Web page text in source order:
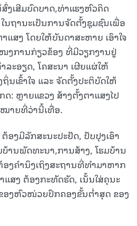
ງເສີມບົດບາດ,ທ່າແຮງຫົວຄິດ
ນຖານະເປັນການຈັດຕັ້ງຊຸມຊົນເພື່ອ
ແສງ ໂດຍໃຫ້ບັນດາສະຫາຍ ເອົາໃຈ
ງການກ່ຽວຂ້ອງ ທີ່ມີວຽກງານຢູ່
ະອຽດ, ໂຄສະນາ ເຜີຍແຜ່ໃຫ້
ເຂົ້າໃຈ ແລະ ຈັດຕັ້ງປະຕິບັດໃຫ້
ດ: ຫຼາຍແຂວງ ສ້າງຕັ້ງຕາແສງໄປ
ໝາຍທີ່ວ່ານີ້ເທື່ອ.
ອງມີລັກສະນະປະຢັດ, ປັບປຸງເອົາ
ານພັດທະນາ,ການສ້າງ, ໂຮມບ້ານ
ງຄໍານຶງເຖິງສະຖານທີ່ທຳມາຫາກ
ແສງ ຕ້ອງກະທັດຮັດ, ເນັ້ນໃສ່ຄຸນະ
ອງຫົວໜ່ວຍປົກຄອງຂັ້ນຕໍ່າສຸດ ຂອງ